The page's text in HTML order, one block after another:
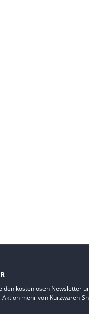
den kostenlosen Newsletter
mehr von Kurzwaren-